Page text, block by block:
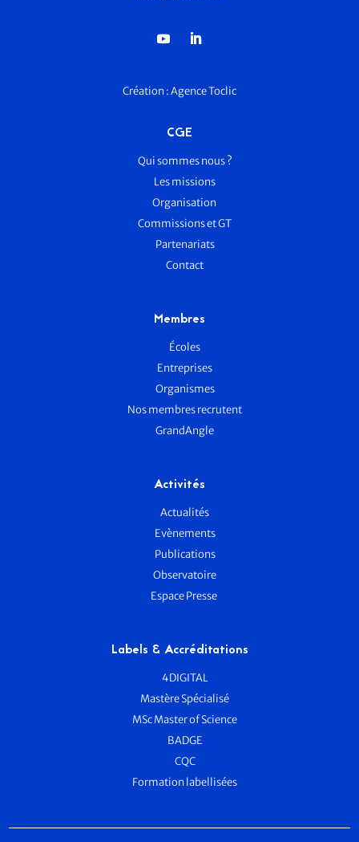
Création :Agence Toclic
CGE
Qui sommes nous ?
Les missions
Organisation
Commissions et GT
Partenariats
Contact
Membres
Écoles
Entreprises
Organismes
Nos membres recrutent
GrandAngle
Activités
Actualités
Evènements
Publications
Observatoire
Espace Presse
Labels & Accréditations
4DIGITAL
Mastère Spécialisé
MSc Master of Science
BADGE
CQC
Formation labellisées